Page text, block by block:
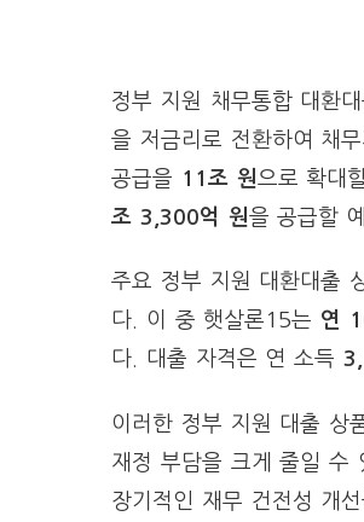
정부 지원 채무통합 대환
을 저금리로 전환하여 채
공급을 11조 원으로 확대
조 3,300억 원을 공급할
주요 정부 지원 대환대출
다. 이 중 햇살론15는 연
다. 대출 자격은 연 소득
이러한 정부 지원 대출 상
재정 부담을 크게 줄일 수
장기적인 재무 건전성 개